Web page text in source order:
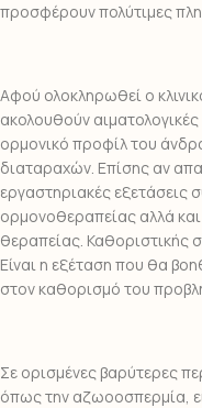
προσφέρουν πολύτιμες
Αφού ολοκληρωθεί ο
ακολουθούν
ορμονικό προφίλ του
διαταραχών. Επίσης αν
εργαστηριακές εξετάσεις
ορμονοθεραπείας αλλά
θεραπείας. Καθοριστικής
Είναι η εξέταση που θα
στον καθορισμό του
Σε ορισμένες βαρύτερες
όπως την αζωοοσπερμία,